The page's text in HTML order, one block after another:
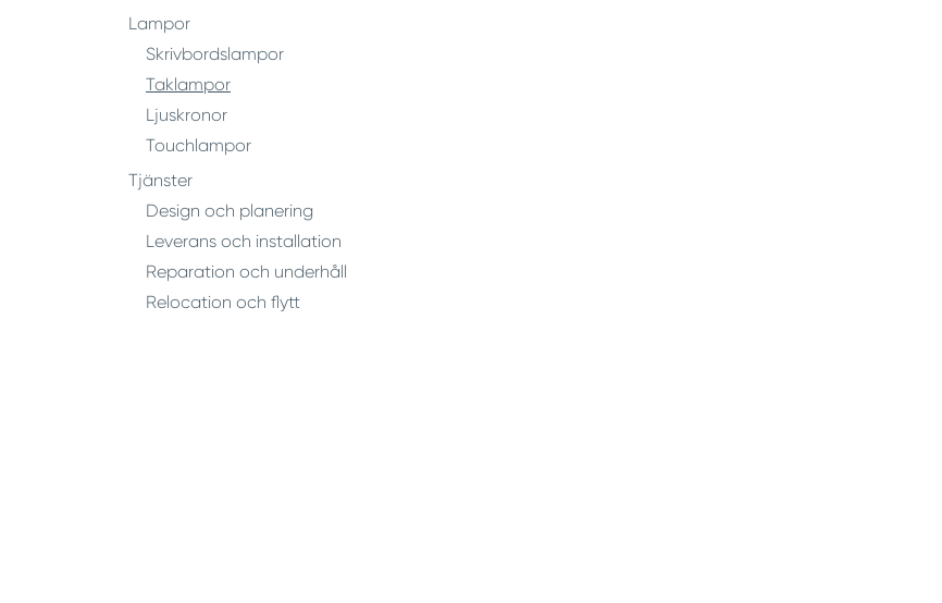
Lampor
Skrivbordslampor
Taklampor
Ljuskronor
Touchlampor
Tjänster
Design och planering
Leverans och installation
Reparation och underhåll
Relocation och flytt